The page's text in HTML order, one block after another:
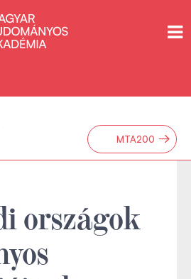
MTA200 →
országok